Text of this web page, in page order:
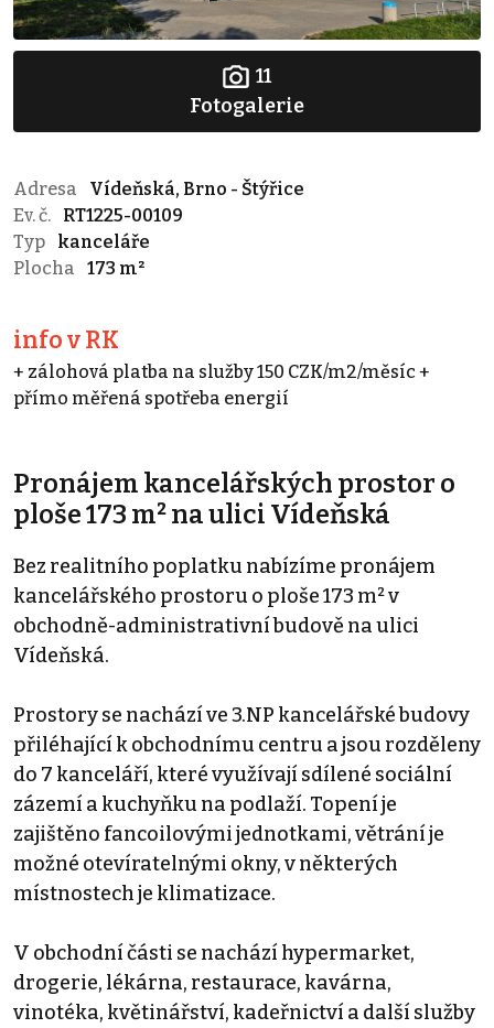
11
Fotogalerie
Adresa
Vídeňská, Brno - Štýřice
Ev. č.
RT1225-00109
Typ
kanceláře
Plocha
173 m²
info v RK
+ zálohová platba na služby 150 CZK/m2/měsíc +
přímo měřená spotřeba energií
Pronájem kancelářských prostor o
ploše 173 m² na ulici Vídeňská
Bez realitního poplatku nabízíme pronájem
kancelářského prostoru o ploše 173 m² v
obchodně-administrativní budově na ulici
Vídeňská.
Prostory se nachází ve 3.NP kancelářské budovy
přiléhající k obchodnímu centru a jsou rozděleny
do 7 kanceláří, které využívají sdílené sociální
zázemí a kuchyňku na podlaží. Topení je
zajištěno fancoilovými jednotkami, větrání je
možné otevíratelnými okny, v některých
místnostech je klimatizace.
V obchodní části se nachází hypermarket,
drogerie, lékárna, restaurace, kavárna,
vinotéka, květinářství, kadeřnictví a další služby